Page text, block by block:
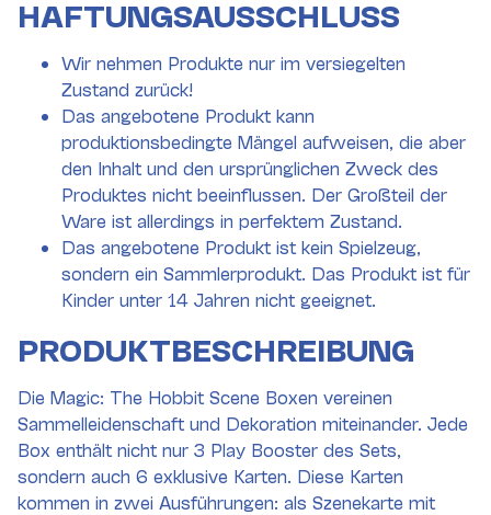
HAFTUNGSAUSSCHLUSS
Wir nehmen Produkte nur im versiegelten
Zustand zurück!
Das angebotene Produkt kann
produktionsbedingte Mängel aufweisen, die aber
den Inhalt und den ursprünglichen Zweck des
Produktes nicht beeinflussen. Der Großteil der
Ware ist allerdings in perfektem Zustand.
Das angebotene Produkt ist kein Spielzeug,
sondern ein Sammlerprodukt. Das Produkt ist für
Kinder unter 14 Jahren nicht geeignet.
PRODUKTBESCHREIBUNG
Die Magic: The Hobbit Scene Boxen vereinen
Sammelleidenschaft und Dekoration miteinander. Jede
Box enthält nicht nur 3 Play Booster des Sets,
sondern auch 6 exklusive Karten. Diese Karten
kommen in zwei Ausführungen: als Szenekarte mit